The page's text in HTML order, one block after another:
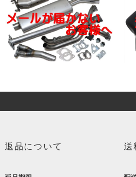
返品について 送